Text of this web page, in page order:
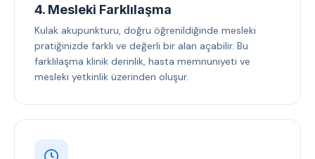
4. Mesleki Farklılaşma
Kulak akupunkturu, doğru öğrenildiğinde mesleki
pratiğinizde farklı ve değerli bir alan açabilir. Bu
farklılaşma klinik derinlik, hasta memnuniyeti ve
mesleki yetkinlik üzerinden oluşur.